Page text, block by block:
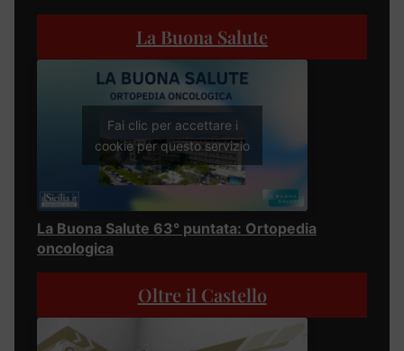
La Buona Salute
Fai clic per accettare i
cookie per questo servizio
La Buona Salute 63° puntata: Ortopedia
oncologica
Oltre il Castello